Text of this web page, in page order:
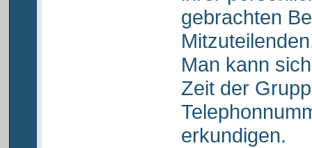
gebrachten
Man kann
Zeit der
erkundigen.